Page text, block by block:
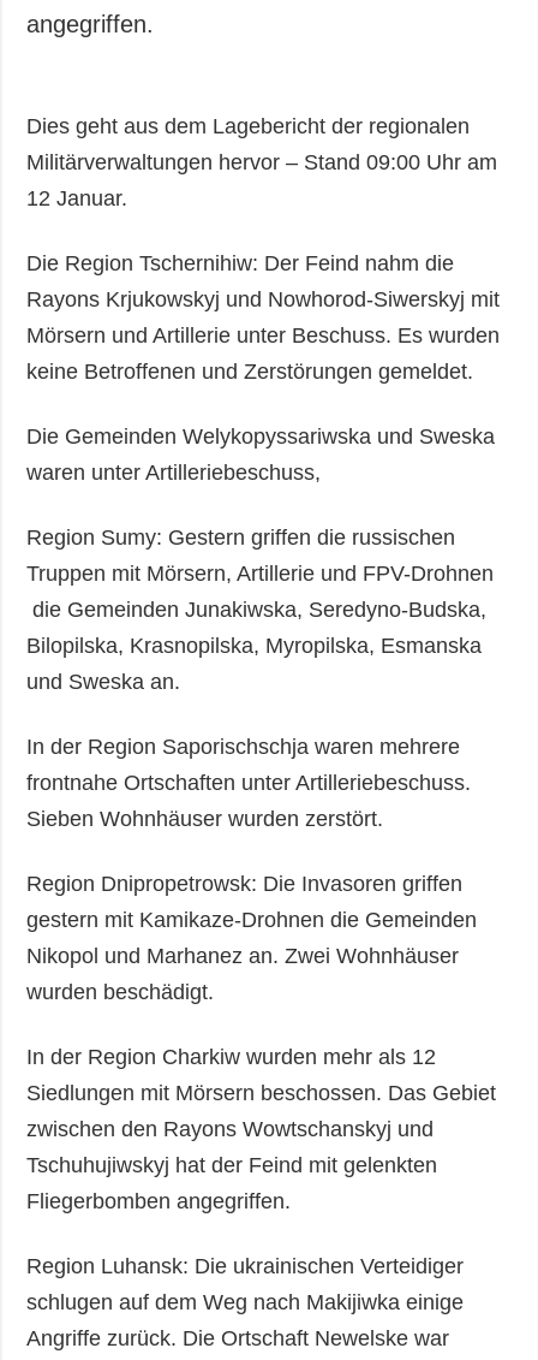
Veröffentlichungen
Video
angegriffen.
Dies geht aus dem Lagebericht der regionalen
Militärverwaltungen hervor – Stand 09:00 Uhr am
12 Januar.
Die Region Tschernihiw: Der Feind nahm die
Rayons Krjukowskyj und Nowhorod-Siwerskyj mit
Mörsern und Artillerie unter Beschuss. Es wurden
keine Betroffenen und Zerstörungen gemeldet.
Die Gemeinden Welykopyssariwska und Sweska
waren unter Artilleriebeschuss,
Region Sumy: Gestern griffen die russischen
Truppen mit Mörsern, Artillerie und FPV-Drohnen
die Gemeinden Junakiwska, Seredyno-Budska,
Bilopilska, Krasnopilska, Myropilska, Esmanska
und Sweska an.
In der Region Saporischschja waren mehrere
frontnahe Ortschaften unter Artilleriebeschuss.
Sieben Wohnhäuser wurden zerstört.
Region Dnipropetrowsk: Die Invasoren griffen
gestern mit Kamikaze-Drohnen die Gemeinden
Nikopol und Marhanez an. Zwei Wohnhäuser
wurden beschädigt.
In der Region Charkiw wurden mehr als 12
Siedlungen mit Mörsern beschossen. Das Gebiet
zwischen den Rayons Wowtschanskyj und
Tschuhujiwskyj hat der Feind mit gelenkten
Fliegerbomben angegriffen.
Region Luhansk: Die ukrainischen Verteidiger
schlugen auf dem Weg nach Makijiwka einige
Angriffe zurück. Die Ortschaft Newelske war